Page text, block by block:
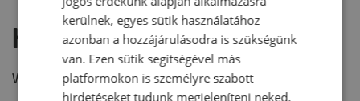
Hozzászólás írása
Vélemény írásához, kérjük,jelentkezz be!
kerülnek, egyes sütik használatához
azonban a hozzájárulásodra is szükségünk
van. Ezen sütik segítségével más
platformokon is személyre szabott
hirdetéseket tudunk megjeleníteni neked.